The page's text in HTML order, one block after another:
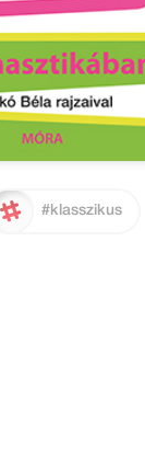
#klasszikus